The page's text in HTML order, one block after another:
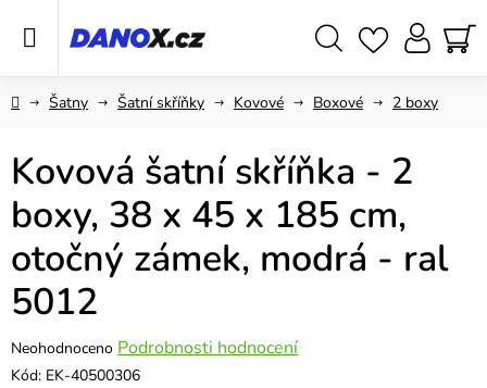
DomůŠatny Šatní skříňky Kovové Boxové 2 boxy
Kovová šatní skříňka - 2
boxy, 38 x 45 x 185 cm,
otočný zámek, modrá - ral
5012
Průměrné
hodnocení
Neohodnoceno Podrobnosti hodnocení
Kód: EK-40500306